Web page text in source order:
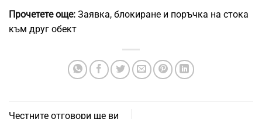
Прочетете още: Заявка, блокиране и поръчка на стока
към друг обект
Честните отговори ще ви